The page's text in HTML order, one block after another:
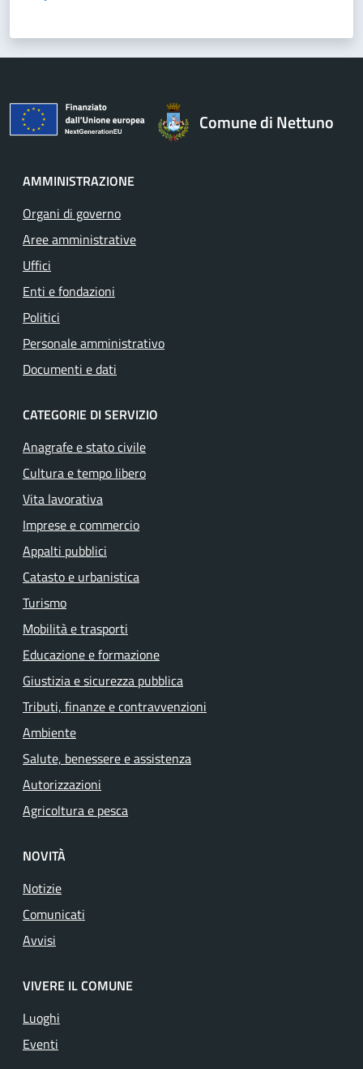
Comune di Nettuno
AMMINISTRAZIONE
Organi di governo
Aree amministrative
Uffici
Enti e fondazioni
Politici
Personale amministrativo
Documenti e dati
CATEGORIE DI SERVIZIO
Anagrafe e stato civile
Cultura e tempo libero
Vita lavorativa
Imprese e commercio
Appalti pubblici
Catasto e urbanistica
Turismo
Mobilità e trasporti
Educazione e formazione
Giustizia e sicurezza pubblica
Tributi, finanze e contravvenzioni
Ambiente
Salute, benessere e assistenza
Autorizzazioni
Agricoltura e pesca
NOVITÀ
Notizie
Comunicati
Avvisi
VIVERE IL COMUNE
Luoghi
Eventi